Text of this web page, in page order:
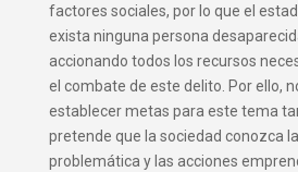
factores sociales, por lo que el
exista ninguna persona
accionando todos los recursos
el combate de este delito. Por ello,
establecer metas para este tema
pretende que la sociedad conozca
problemática y las acciones